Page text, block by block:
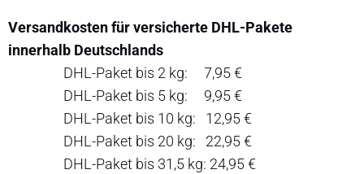
Versandkosten für versicherte DHL-Pakete
innerhalb Deutschlands
DHL-Paket bis 2 kg: 7,95 €
DHL-Paket bis 5 kg: 9,95 €
DHL-Paket bis 10 kg: 12,95 €
DHL-Paket bis 20 kg: 22,95 €
DHL-Paket bis 31,5 kg: 24,95 €